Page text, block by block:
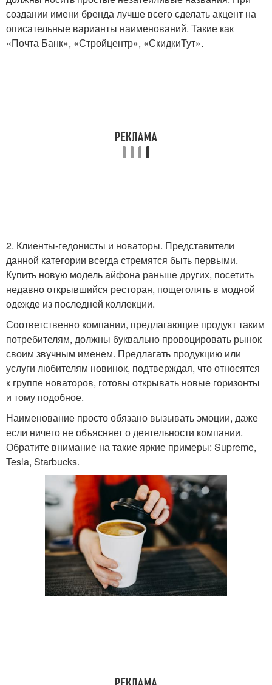
создании имени бренда лучше всего сделать акцент на
описательные варианты наименований. Такие как
«Почта Банк», «Стройцентр», «СкидкиТут».
2. Клиенты-гедонисты и новаторы. Представители
данной категории всегда стремятся быть первыми.
Купить новую модель айфона раньше других, посетить
недавно открывшийся ресторан, пощеголять в модной
одежде из последней коллекции.
Соответственно компании, предлагающие продукт таким
потребителям, должны буквально провоцировать рынок
своим звучным именем. Предлагать продукцию или
услуги любителям новинок, подтверждая, что относятся
к группе новаторов, готовы открывать новые горизонты
и тому подобное.
Наименование просто обязано вызывать эмоции, даже
если ничего не объясняет о деятельности компании.
Обратите внимание на такие яркие примеры: Supreme,
Tesla, Starbucks.